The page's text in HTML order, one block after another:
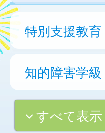
特別支援教
知的障害学級
すべて表示